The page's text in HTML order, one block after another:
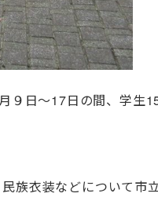
９日～17日の間、学生
族衣装などについて